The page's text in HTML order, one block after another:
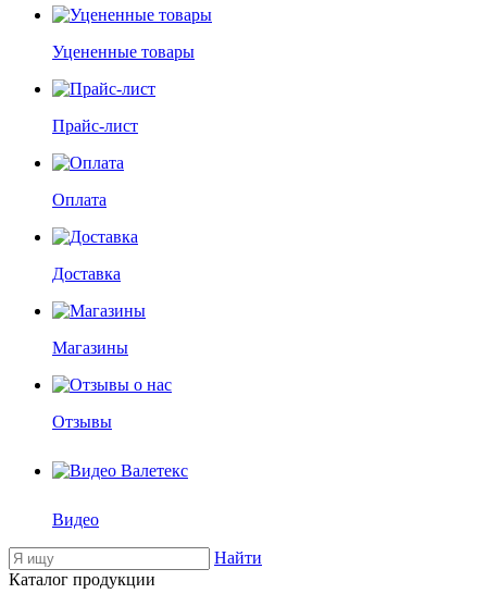
Уцененные товары
Прайс-лист
Оплата
Доставка
Магазины
Отзывы
Видео
Найти
Каталог продукции